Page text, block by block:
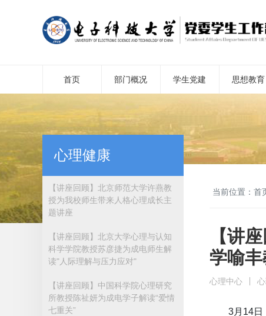
首页 部门概况 学生党建 思想教育
心理健康
【讲座回顾】北京师范大学许燕教
授为我校师生带来人格心理成长主
题讲座
【讲座回顾】北京大学心理与认知
科学学院教授苏彦捷为成电师生解
读"人际理解与压力应对"
【讲座回顾】中国科学院心理研究
所教授陈祉妍为成电学子解读“爱情
七重关”
当前位置： 首
【讲
学喻
心理中心
3月14日